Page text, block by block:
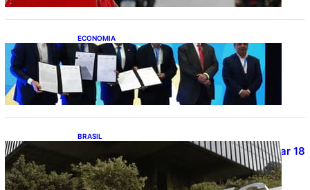
ECONOMIA
ApexBrasil participa de convênio para
investimento de R$ 2,63 milhões em
exportações de cachaça
BRASIL
Projetos de saneamento podem beneficiar 18
milhões de brasileiros